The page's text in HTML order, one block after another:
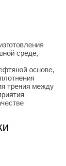
среде,
основе,
трения между